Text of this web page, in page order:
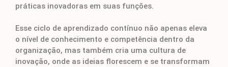
práticas inovadoras em suas funções.
Esse ciclo de aprendizado contínuo não apenas eleva
o nível de conhecimento e competência dentro da
organização, mas também cria uma cultura de
inovação, onde as ideias florescem e se transformam